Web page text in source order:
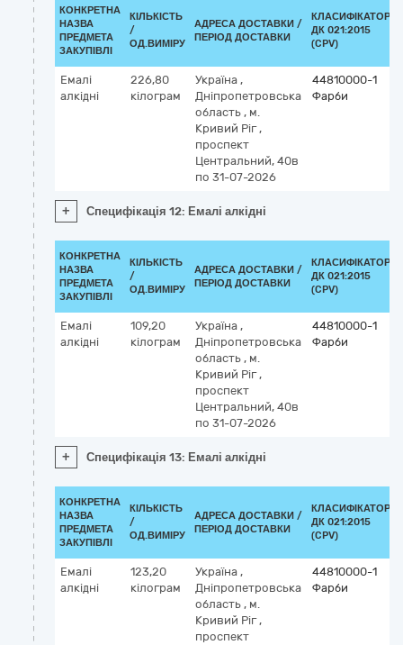
КОНКРЕТНА
НАЗВА
ПРЕДМЕТА
ЗАКУПІВЛІ
КІЛЬКІСТЬ
/
ОД.ВИМІРУ
АДРЕСА ДОСТАВКИ /
ПЕРІОД ДОСТАВКИ
КЛАСИФІКАТОР
ДК 021:2015
(CPV)
Емалі
алкідні
226,80
кілограм
Україна ,
Дніпропетровська
область , м.
Кривий Ріг,
проспект
Центральний, 40в
по 31-07-2026
44810000-1
Фарби
+ Специфікація 12: Емалі алкідні
КОНКРЕТНА
НАЗВА
ПРЕДМЕТА
ЗАКУПІВЛІ
КІЛЬКІСТЬ
/
ОД.ВИМІРУ
АДРЕСА ДОСТАВКИ /
ПЕРІОД ДОСТАВКИ
КЛАСИФІКАТОР
ДК 021:2015
(CPV)
Емалі
алкідні
109,20
кілограм
Україна ,
Дніпропетровська
область , м.
Кривий Ріг,
проспект
Центральний, 40в
по 31-07-2026
44810000-1
Фарби
+ Специфікація 13: Емалі алкідні
КОНКРЕТНА
НАЗВА
ПРЕДМЕТА
ЗАКУПІВЛІ
КІЛЬКІСТЬ
/
ОД.ВИМІРУ
АДРЕСА ДОСТАВКИ /
ПЕРІОД ДОСТАВКИ
КЛАСИФІКАТОР
ДК 021:2015
(CPV)
Емалі
алкідні
123,20
кілограм
Україна ,
Дніпропетровська
область , м.
Кривий Ріг,
проспект
44810000-1
Фарби